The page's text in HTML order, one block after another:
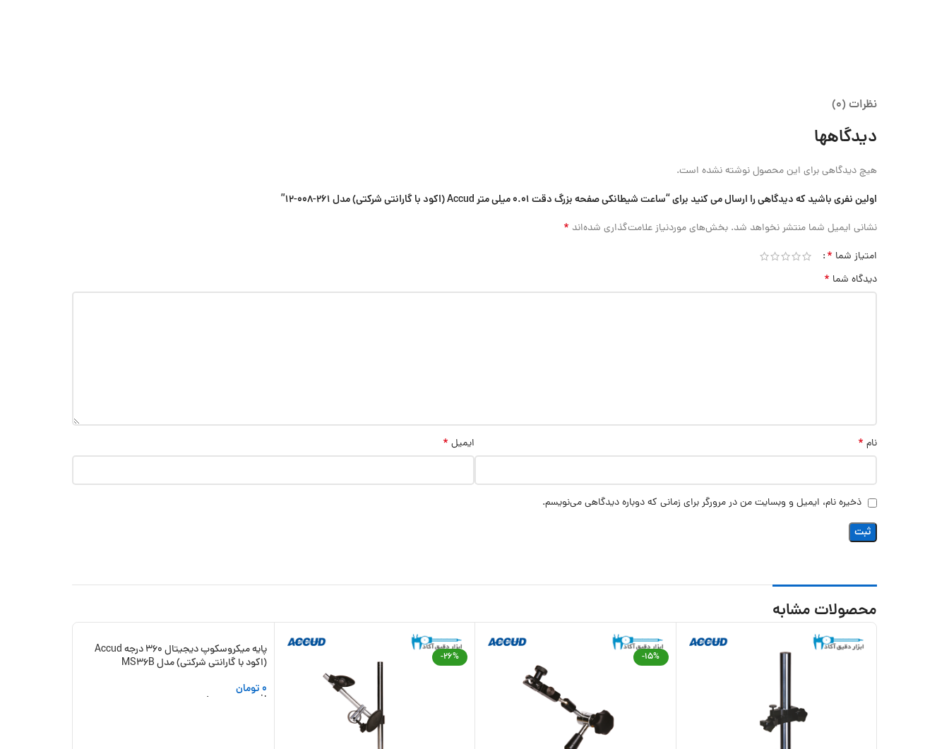
نظرات (0)
دیدگاهها
هیچ دیدگاهی برای این محصول نوشته نشده است.
اولین نفری باشید که دیدگاهی را ارسال می کنید برای “ساعت شیطانکی صفحه بزرگ دقت 0.01 میلی متر Accud (اکود با گارانتی شرکتی) مدل 261-008-12”
نشانی ایمیل شما منتشر نخواهد شد. بخش‌های موردنیاز علامت‌گذاری شده‌اند *
امتیاز شما *
دیدگاه شما *
نام * ایمیل *
ذخیره نام، ایمیل و وبسایت من در مرورگر برای زمانی که دوباره دیدگاهی می‌نویسم.
محصولات مشابه
-15%
-26%
پایه میکروسکوپ دیجیتال 360 درجه Accud
(اکود با گارانتی شرکتی) مدل MS36B
0تومان
افزودن به سبد خرید